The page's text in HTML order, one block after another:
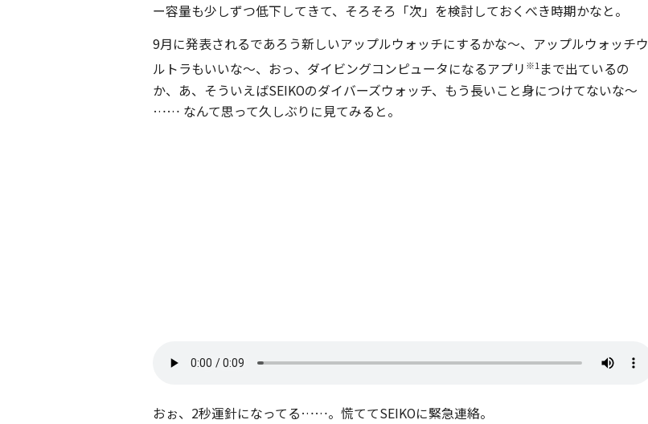
ー容量も少しずつ低下してきて、そろそろ「次」を検討しておくべき時期かなと。
9月に発表されるであろう新しいアップルウォッチにするかな〜、アップルウォッチウ
ルトラもいいな〜、おっ、ダイビングコンピュータになるアプリ ※1まで出ているの
か、あ、そういえばSEIKOのダイバーズウォッチ、もう長いこと身につけてないな〜
…… なんて思って久しぶりに見てみると。
おぉ、2秒運針になってる……。慌ててSEIKOに緊急連絡。